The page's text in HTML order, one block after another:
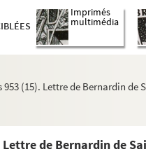
Imprimés
multimédia
953 (15). Lettre de Bernardin